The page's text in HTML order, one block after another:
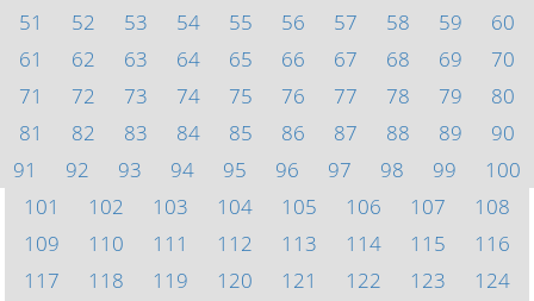
51
52 53 54 55 56 57 58 59
60
61
62 63 64 65 66 67 68 69
70
71
72 73 74 75 76 77 78 79
80
81
82 83 84 85 86 87 88 89
90
91
92 93 94 95 96 97 98 99
100
101
102 103 104 105 106 107
108
109
110 111 112 113 114 115
116
117
118 119 120 121 122 123
124